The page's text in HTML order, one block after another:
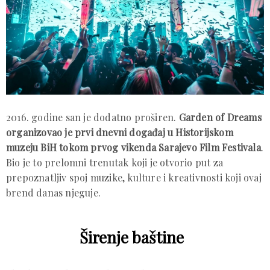
2016. godine san je dodatno proširen. Garden of Dreams
organizovao je prvi dnevni događaj u Historijskom
muzeju BiH tokom prvog vikenda Sarajevo Film Festivala.
Bio je to prelomni trenutak koji je otvorio put za
prepoznatljiv spoj muzike, kulture i kreativnosti koji ovaj
brend danas njeguje.
Širenje baštine